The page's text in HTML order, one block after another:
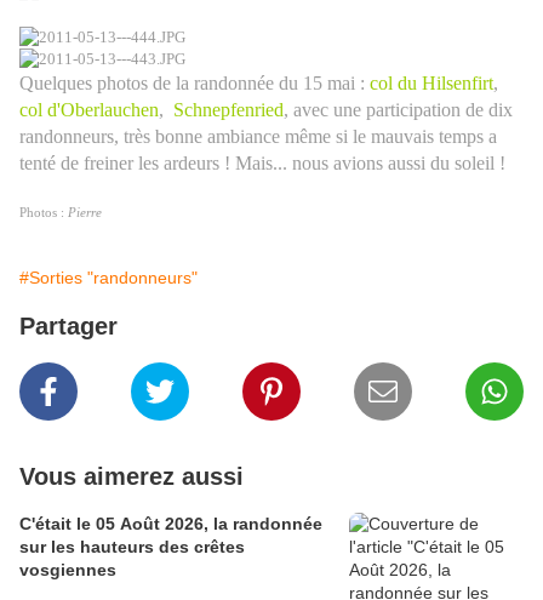
Quelques photos de la randonnée du 15 mai : col du Hilsenfirt,
col d'Oberlauchen, Schnepfenried, avec une participation de dix
randonneurs, très bonne ambiance même si le mauvais temps a
tenté de freiner les ardeurs ! Mais... nous avions aussi du soleil !
Photos : Pierre
#Sorties "randonneurs"
Partager
Vous aimerez aussi
C'était le 05 Août 2026, la randonnée
sur les hauteurs des crêtes
vosgiennes